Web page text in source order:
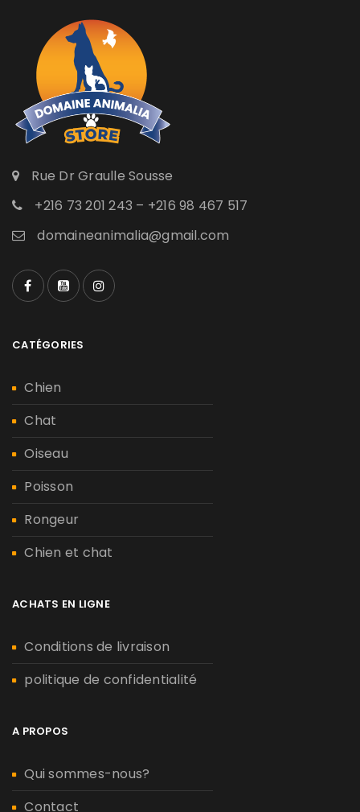
Rue Dr Graulle Sousse
+216 73 201 243 – +216 98 467 517
domaineanimalia@gmail.com
CATÉGORIES
Chien
Chat
Oiseau
Poisson
Rongeur
Chien et chat
ACHATS EN LIGNE
Conditions de livraison
politique de confidentialité
A PROPOS
Qui sommes-nous?
Contact